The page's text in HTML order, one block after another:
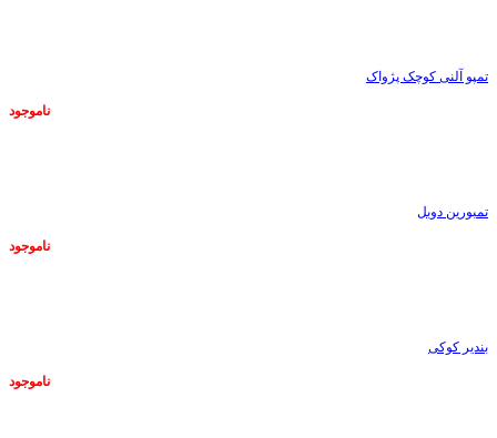
تمپو آلنی کوچک پژواک
ناموجود
تمبورین دوبل
ناموجود
بندیر کوکی
ناموجود